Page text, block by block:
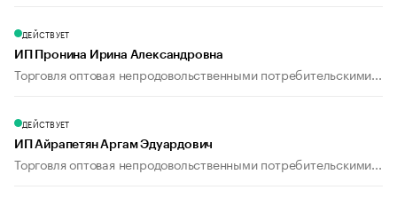
ДЕЙСТВУЕТ
ИП Пронина Ирина Александровна
Торговля оптовая непродовольственными потребительскими...
ДЕЙСТВУЕТ
ИП Айрапетян Аргам Эдуардович
Торговля оптовая непродовольственными потребительскими...